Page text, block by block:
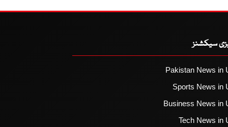
سیکشنز
Pakistan News in
Sports News in
Business News in
Tech News in